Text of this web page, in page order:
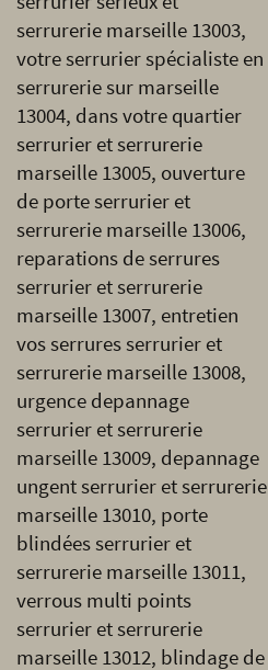
serrurerie marseille 13003,
votre serrurier spécialiste en
serrurerie sur marseille
13004, dans votre quartier
serrurier et serrurerie
marseille 13005, ouverture
de porte serrurier et
serrurerie marseille 13006,
reparations de serrures
serrurier et serrurerie
marseille 13007, entretien
vos serrures serrurier et
serrurerie marseille 13008,
urgence depannage
serrurier et serrurerie
marseille 13009, depannage
ungent serrurier et serrurerie
marseille 13010, porte
blindées serrurier et
serrurerie marseille 13011,
verrous multi points
serrurier et serrurerie
marseille 13012, blindage de